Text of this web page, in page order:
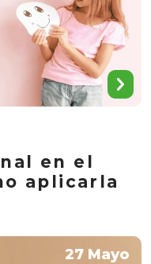
en el
aplicarla
27 Mayo